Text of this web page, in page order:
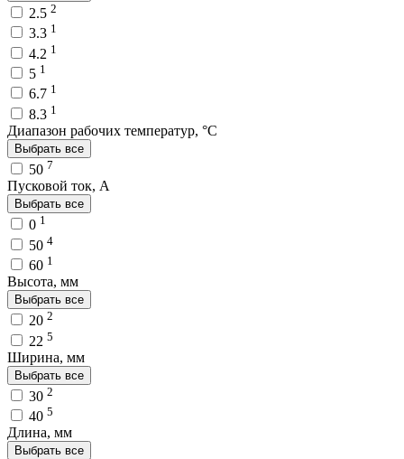
2.5 2
3.3 1
4.2 1
5 1
6.7 1
8.3 1
Диапазон рабочих температур, °C
Выбрать все
50 7
Пусковой ток, A
Выбрать все
0 1
50 4
60 1
Высота, мм
Выбрать все
20 2
22 5
Ширина, мм
Выбрать все
30 2
40 5
Длина, мм
Выбрать все